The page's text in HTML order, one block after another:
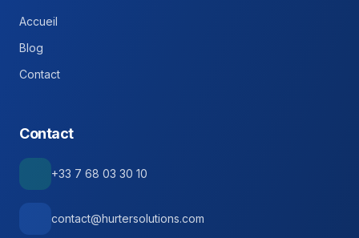
Accueil
Blog
Contact
Contact
+33 7 68 03 30 10
contact@hurtersolutions.com